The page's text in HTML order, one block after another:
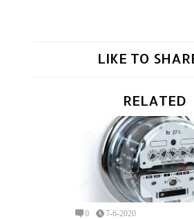
LIKE TO
RELATED
0 7-6-2020